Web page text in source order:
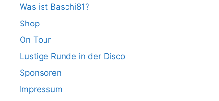
Was ist Baschi81?
Shop
On Tour
Lustige Runde in der Disco
Sponsoren
Impressum